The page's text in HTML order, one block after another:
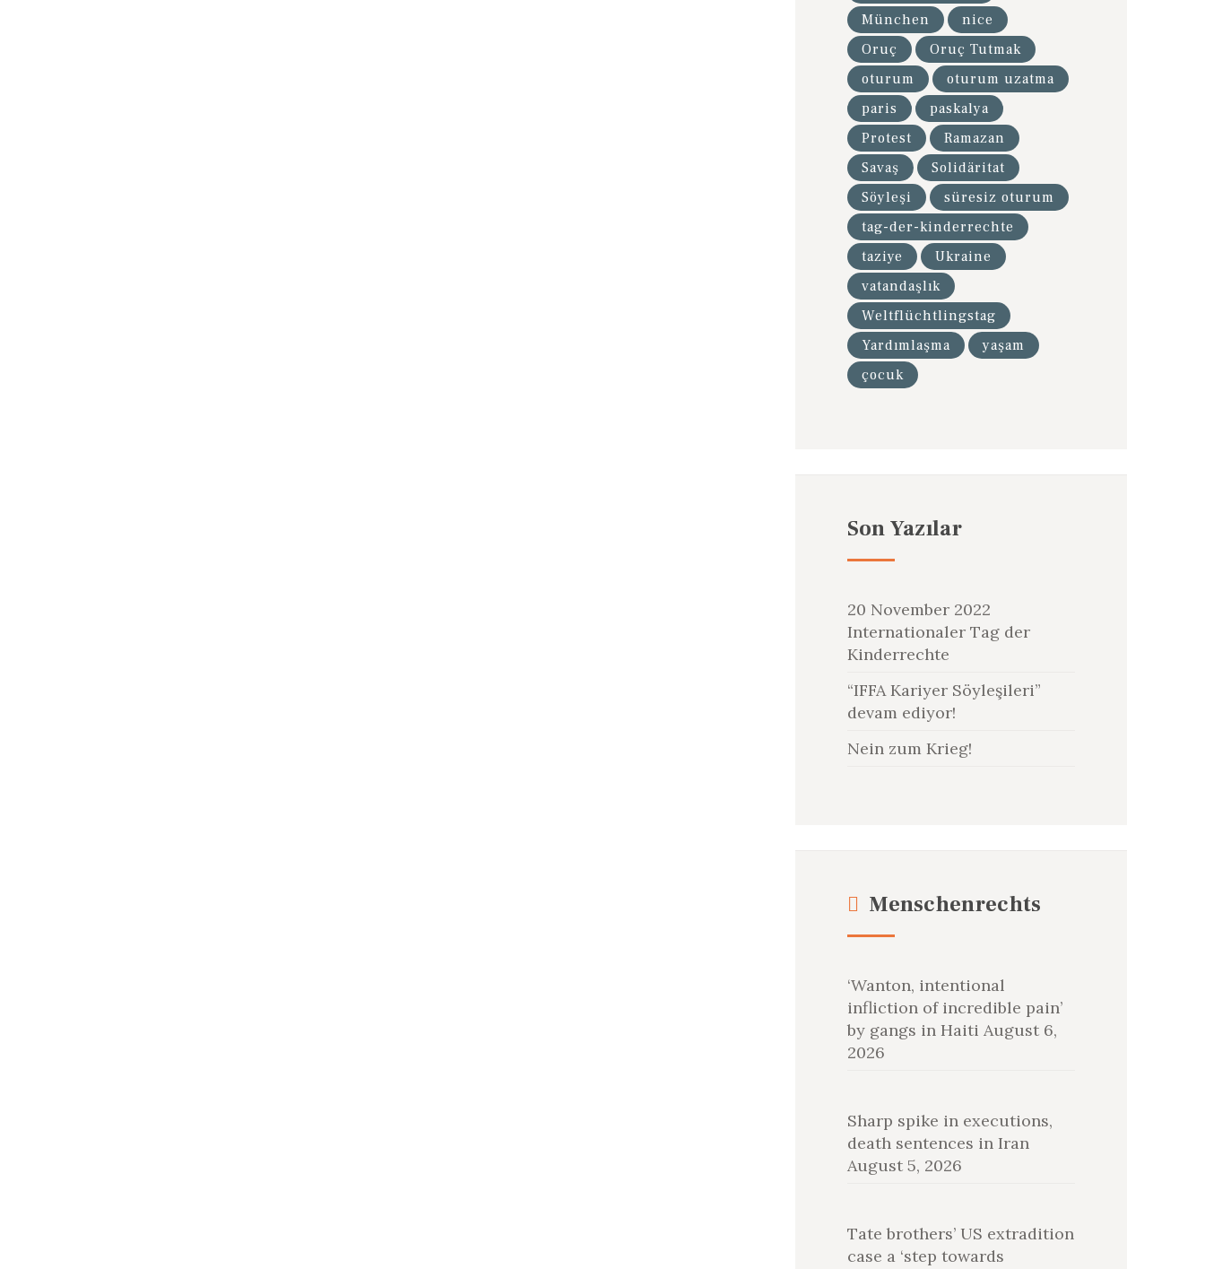
München
nice
Oruç
Oruç Tutmak
oturum
oturum uzatma
paris
paskalya
Protest
Ramazan
Savaş
Solidäritat
Söyleşi
süresiz oturum
tag-der-kinderrechte
taziye
Ukraine
vatandaşlık
Weltflüchtlingstag
Yardımlaşma
yaşam
çocuk
Son Yazılar
20 November 2022
Internationaler Tag der
Kinderrechte
“IFFA Kariyer Söyleşileri”
devam ediyor!
Nein zum Krieg!
Menschenrechts
‘Wanton, intentional
infliction of incredible pain’
by gangs in Haiti August 6,
2026
Sharp spike in executions,
death sentences in Iran
August 5, 2026
Tate brothers’ US extradition
case a ‘step towards